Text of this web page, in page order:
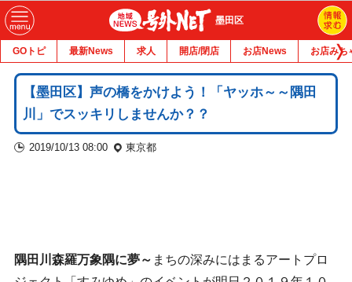
墨田区
GOトピ 最新News 求人 開店/閉店 お店News お店みち
【墨田区】声の橋をかけよう！「ヤッホ～～隅田
川」でスッキリしませんか？？
2019/10/13 08:00 東京都
隅田川森羅万象隅に夢～ まちの深みにはまるアートプロ